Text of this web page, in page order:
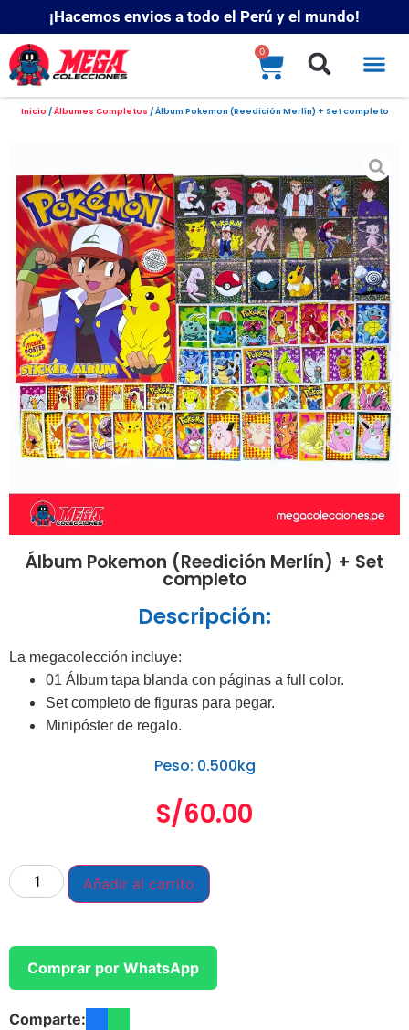
¡Hacemos envios a todo el Perú y el mundo!
0
Inicio /Álbumes Completos / Álbum Pokemon (Reedición Merlín) + Set completo
Álbum Pokemon (Reedición Merlín) + Set
completo
Descripción:
La megacolección incluye:
01 Álbum tapa blanda con páginas a full color.
Set completo de figuras para pegar.
Minipóster de regalo.
Peso: 0.500kg
S/60.00
Añadir al carrito
Comprar por WhatsApp
Comparte: